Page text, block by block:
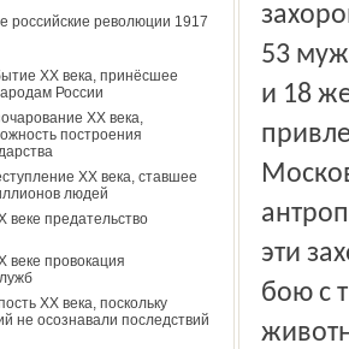
российские революции 1917
ХХ века, принёсшее
России
ХХ века,
построения
ХХ века, ставшее
людей
веке предательство
веке провокация
ХХ века, поскольку
не осознавали последствий
53
и 18
эти
бою с